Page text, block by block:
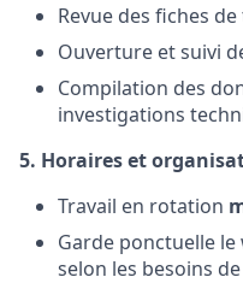
Revue des fiches
Ouverture et suivi
Compilation des
investigations
5. Horaires et
Travail en rotation
Garde ponctuelle
selon les besoins